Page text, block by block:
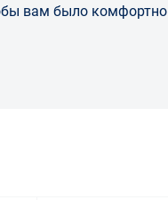
вам было комфортно